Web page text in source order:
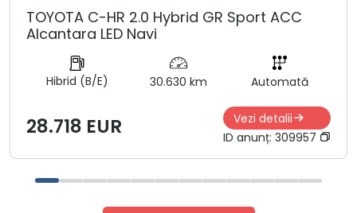
TOYOTA C-HR 2.0 Hybrid GR Sport ACC
Alcantara LED Navi
Hibrid (B/E) 30.630 km Automată
28.718 EUR
Vezi detalii
ID anunț: 309957